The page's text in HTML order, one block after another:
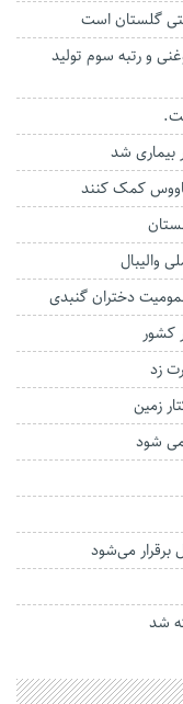
گلستان است
و رتبه سوم تولید
کمک کنند
دختران گنبدی
کشور
شود
برقرار می‌شود